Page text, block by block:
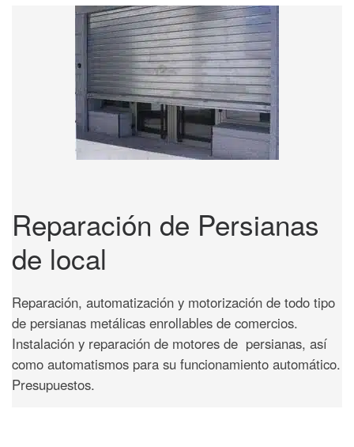
Reparación de Persianas
de local
Reparación, automatización y motorización de todo tipo
de persianas metálicas enrollables de comercios.
Instalación y reparación de motores de persianas, así
como automatismos para su funcionamiento automático.
Presupuestos.